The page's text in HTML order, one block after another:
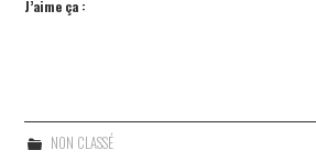
J’aime ça :
NON CLASSÉ